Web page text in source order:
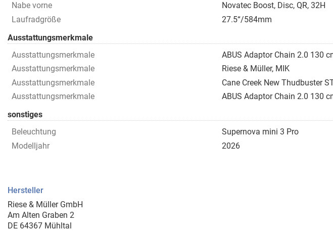
Nabe vorne
Novatec Boost, Disc, QR, 32H
Laufradgröße
27.5“/584mm
Ausstattungsmerkmale
Ausstattungsmerkmale
ABUS Adaptor Chain 2.0 130
Ausstattungsmerkmale
Riese & Müller, MIK
Ausstattungsmerkmale
Cane Creek New Thudbuster
Ausstattungsmerkmale
ABUS Adaptor Chain 2.0 130
sonstiges
Beleuchtung
Supernova mini 3 Pro
Modelljahr
2026
Hersteller
Riese & Müller GmbH
Am Alten Graben 2
DE 64367 Mühltal